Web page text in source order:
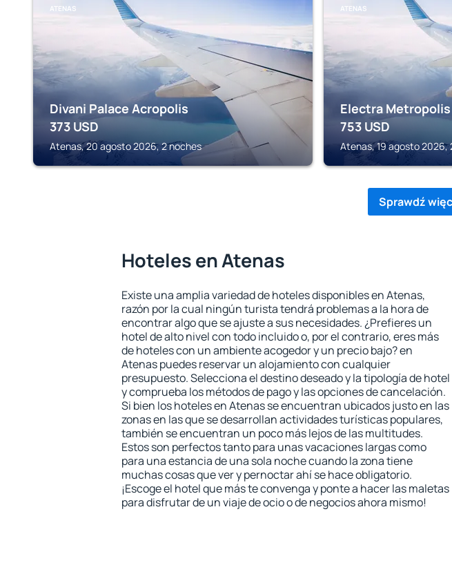
ATENAS
Divani Palace Acropolis
373 USD
Atenas, 20 agosto 2026, 2 noches
ATENAS
Electra
753 USD
Atenas, 19 agosto 2026,
Sprawdź
Hoteles en Atenas
Existe una amplia variedad de hoteles disponibles en Atenas,
razón por la cual ningún turista tendrá problemas a la hora de
encontrar algo que se ajuste a sus necesidades. ¿Prefieres un
hotel de alto nivel con todo incluido o, por el contrario, eres más
de hoteles con un ambiente acogedor y un precio bajo? en
Atenas puedes reservar un alojamiento con cualquier
presupuesto. Selecciona el destino deseado y la tipología de hotel
y comprueba los métodos de pago y las opciones de cancelación.
Si bien los hoteles en Atenas se encuentran ubicados justo en las
zonas en las que se desarrollan actividades turísticas populares,
también se encuentran un poco más lejos de las multitudes.
Estos son perfectos tanto para unas vacaciones largas como
para una estancia de una sola noche cuando la zona tiene
muchas cosas que ver y pernoctar ahí se hace obligatorio.
¡Escoge el hotel que más te convenga y ponte a hacer las maletas
para disfrutar de un viaje de ocio o de negocios ahora mismo!